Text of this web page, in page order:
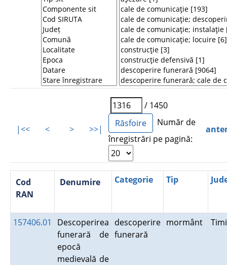
|<< < > >>|
/ 1450
Număr de
înregistrări pe pagină:
Cod
RAN
Denumire Categorie Tip
157406.01
Descoperirea
funerară de
epocă
medievală de
descoperire
funerară
mormânt